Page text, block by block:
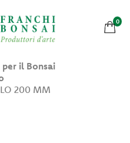
0
il Bonsai
200 MM